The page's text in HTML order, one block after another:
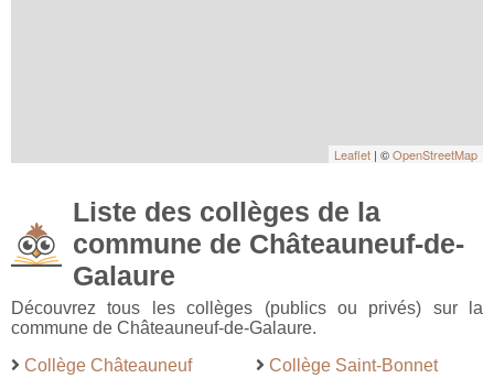
Leaflet | ©OpenStreetMap
Liste des collèges de la
commune de Châteauneuf-de-
Galaure
Découvrez tous les collèges (publics ou privés) sur la
commune de Châteauneuf-de-Galaure.
Collège Châteauneuf
Collège Saint-Bonnet